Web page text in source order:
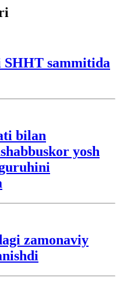
SHHT sammitida
bilan
yosh
zamonaviy